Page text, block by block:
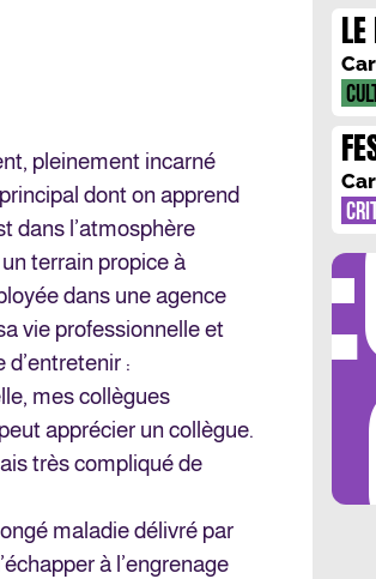
pleinement incarné
dont on apprend
dans l’atmosphère
terrain propice à
dans une agence
vie professionnelle et
d’entretenir :
mes collègues
apprécier un collègue.
très compliqué de
maladie délivré par
à l’engrenage